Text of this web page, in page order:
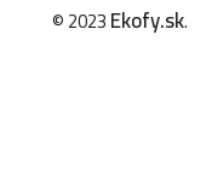
© 2023Ekofy.sk.